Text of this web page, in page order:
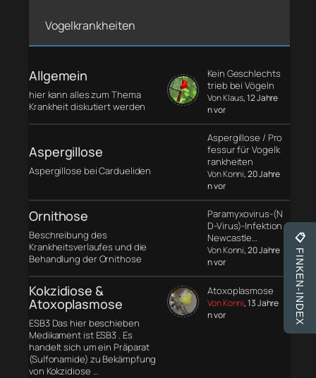
Vogelkrankheiten
Allgemein
hier kann alles zum Thema
Krankheit diskutiert werden
Kein Geschlechts
trieb bei Vögeln
Von Klaus, 12 Jahre
n vor
Aspergillose
Aspergillose bei Cardueliden
Aspergillose / Pro
fessur für Vogelk
rankheiten
Von Konni, 20 Jahre
n vor
Ornithose
Beschreibung des
Krankheitsverlaufes und die
Behandlung der Ornithose
Paramyxovirus-(N
D-Virus)-Infektion
Newcastle…
Von Konni, 20 Jahre
n vor
Kokzidiose &
Atoxoplasmose
ESB3 Das hier beschieben
Medikament ist ESB3 . Es
handelt sich um ein Präparat
(Sulfonamide) zu Bekämpfung
von Kokzidiose …
Atoxoplasmose
Von Konni, 13 Jahre
n vor
📋
FINKEN-INDEX